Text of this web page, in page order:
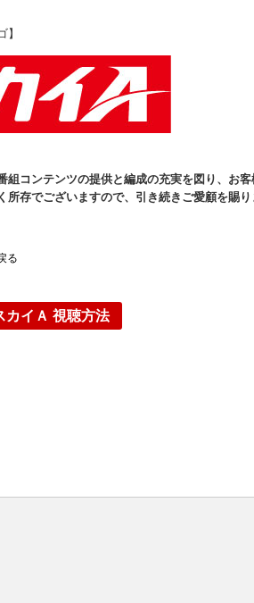
】
組コンテンツの提供と編成の充実を図り、お
所存でございますので、引き続きご愛顧を賜り
る
カイＡ 視聴方法